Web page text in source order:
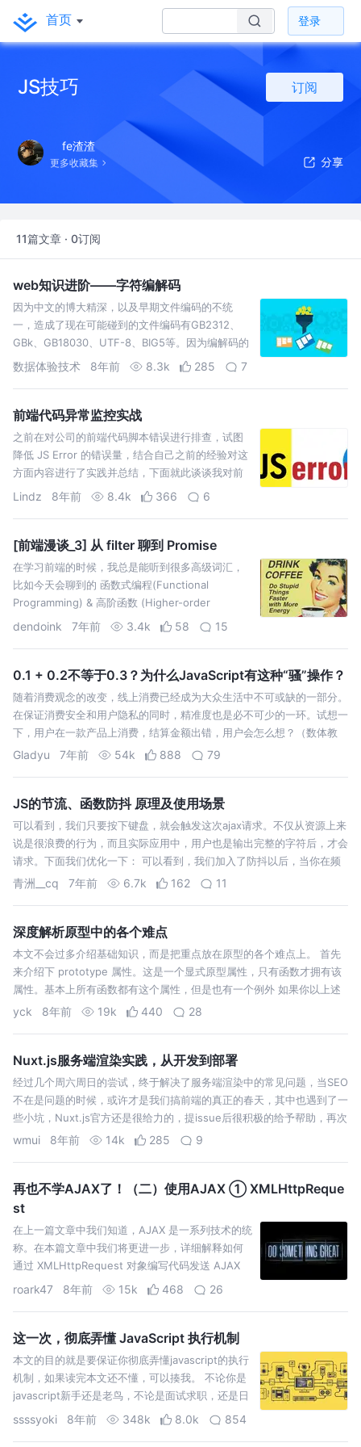
首页 登录
JS技巧 订阅
fe渣渣
更多收藏集
11篇文章 · 0订阅
web知识进阶——字符编解码
因为中文的博大精深，以及早期文件编码的不统
一，造成了现在可能碰到的文件编码有GB2312、
GBk、GB18030、UTF-8、BIG5等。因为编解码的
知识比较底层和冷门，一直以来我对这几个编码的
数据体验技术 8年前 8.3k 285 7
前端代码异常监控实战
之前在对公司的前端代码脚本错误进行排查，试图
降低 JS Error 的错误量，结合自己之前的经验对这
方面内容进行了实践并总结，下面就此谈谈我对前
端代码异常监控的一些见解。
Lindz 8年前 8.4k 366 6
[前端漫谈_3] 从 filter 聊到 Promise
在学习前端的时候，我总是能听到很多高级词汇，
比如今天会聊到的 函数式编程(Functional
Programming) & 高阶函数 (Higher-order
function) 。 但是当你真正的理解什么是 函数式编
dendoink 7年前 3.4k 58 15
0.1 + 0.2不等于0.3？为什么JavaScript有这种“骚”操作？
随着消费观念的改变，线上消费已经成为大众生活中不可或缺的一部分。
在保证消费安全和用户隐私的同时，精准度也是必不可少的一环。试想一
下，用户在一款产品上消费，结算金额出错，用户会怎么想？（数体教
or WTF？)，妥妥的差评了吧。 这样不要说用户粘性了，留存都是问
Gladyu 7年前 54k 888 79
JS的节流、函数防抖 原理及使用场景
可以看到，我们只要按下键盘，就会触发这次ajax请求。不仅从资源上来
说是很浪费的行为，而且实际应用中，用户也是输出完整的字符后，才会
请求。下面我们优化一下： 可以看到，我们加入了防抖以后，当你在频
繁的输入时，并不会发送请求，只有当你在指定间隔内没有输入时，才会
青洲__cq 7年前 6.7k 162 11
深度解析原型中的各个难点
本文不会过多介绍基础知识，而是把重点放在原型的各个难点上。 首先
来介绍下 prototype 属性。这是一个显式原型属性，只有函数才拥有该
属性。基本上所有函数都有这个属性，但是也有一个例外 如果你以上述
方法创建一个函数，那么可以发现这个函数是不具有 prototype 属性
yck 8年前 19k 440 28
Nuxt.js服务端渲染实践，从开发到部署
经过几个周六周日的尝试，终于解决了服务端渲染中的常见问题，当SEO
不在是问题的时候，或许才是我们搞前端的真正的春天，其中也遇到了一
些小坑，Nuxt.js官方还是很给力的，提issue后很积极的给予帮助，再次
感谢Nuxt.js的开发团队。 第一个拦路虎就是登陆时候的鉴权问题，如
wmui 8年前 14k 285 9
再也不学AJAX了！（二）使用AJAX ① XMLHttpReque
st
在上一篇文章中我们知道，AJAX 是一系列技术的统
称。在本篇文章中我们将更进一步，详细解释如何
通过 XMLHttpRequest 对象编写代码发送 AJAX
请求以及处理响应。
roark47 8年前 15k 468 26
这一次，彻底弄懂 JavaScript 执行机制
本文的目的就是要保证你彻底弄懂javascript的执行
机制，如果读完本文还不懂，可以揍我。 不论你是
javascript新手还是老鸟，不论是面试求职，还是日
常开发工作，我们经常会遇到这样的情况：给定的
ssssyoki 8年前 348k 8.0k 854